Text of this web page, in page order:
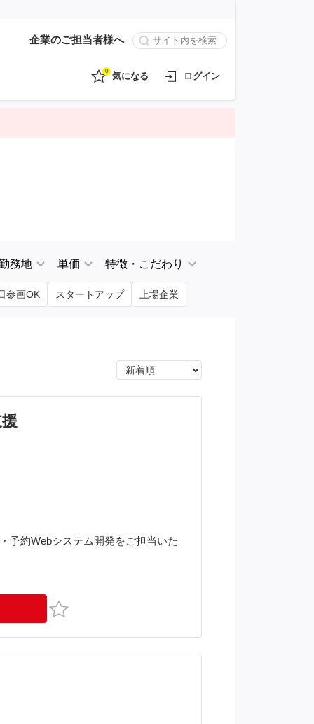
企業のご担当者様へ
0 気になる ログイン
務地 単価 特徴・こだわり
参画OK スタートアップ 上場企業
予約Webシステム開発をご担当いた
お気に入り